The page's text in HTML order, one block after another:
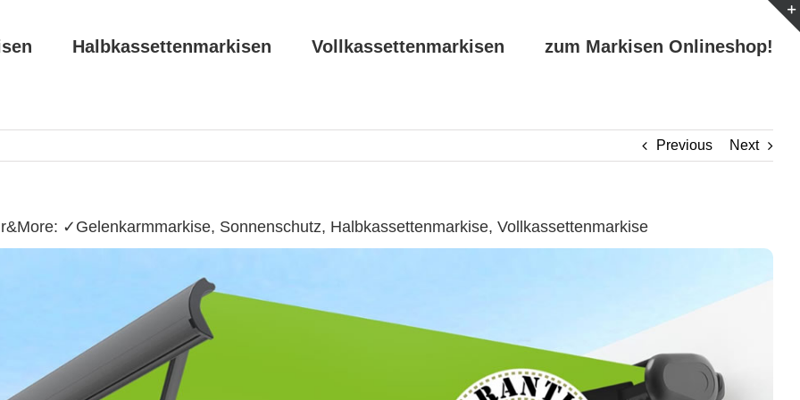
Halbkassettenmarkisen Vollkassettenmarkisen zum Markisen Onlineshop!
Previous Next
✓Gelenkarmmarkise, Sonnenschutz, Halbkassettenmarkise, Vollkassettenmarkise